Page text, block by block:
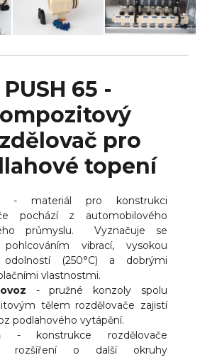
PUSH 65 -
pro
topení
- materiál pro konstrukci
pochází z automobilového
průmyslu. Vyznačuje se
vibrací, vysokou
(250°C) a dobrými
vlastnostmi.
- pružné konzoly
spolu
tělem rozdělovače zajistí
podlahového vytápění.
- konstrukce rozdělovače
rozšíření o další okruhy